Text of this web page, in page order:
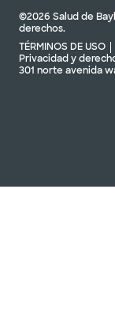
©2026 Salud de
derechos.
TÉRMINOS DE USO
Privacidad y
301 norte avenida